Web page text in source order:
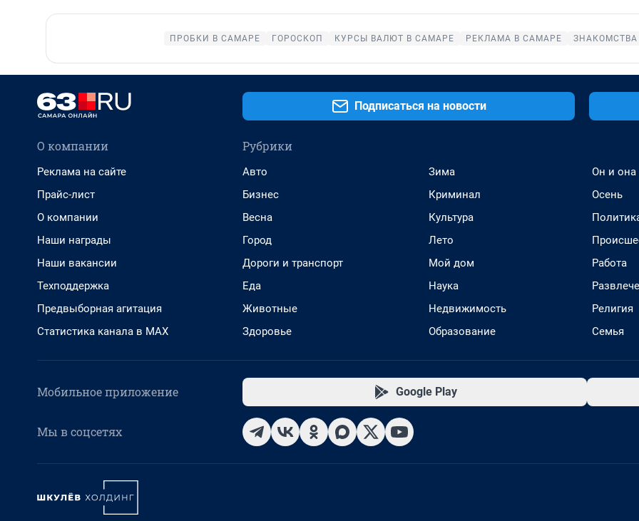
ПРОБКИ В САМАРЕ ГОРОСКОП КУРСЫ ВАЛЮТ В САМАРЕ РЕКЛАМА В САМАРЕ
Подписаться на новости
О компании
Реклама на сайте
Прайс-лист
О компании
Наши награды
Наши вакансии
Техподдержка
Предвыборная агитация
Статистика канала в MAX
Рубрики
Авто
Бизнес
Весна
Город
Дороги и транспорт
Еда
Животные
Здоровье
Зима
Криминал
Культура
Лето
Мой дом
Наука
Недвижимость
Образование
Он и она
Осень
Работа
Религия
Семья
Мобильное приложение Google Play
Мы в соцсетях